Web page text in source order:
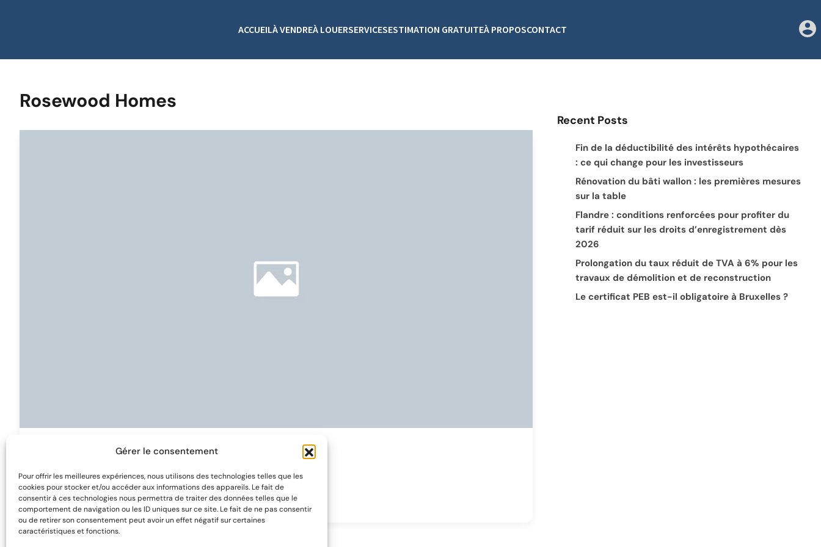
Gérer le consentement
Pour offrir les meilleures expériences, nous utilisons des technologies telles que les
cookies pour stocker et/ou accéder aux informations des appareils. Le fait de
consentir à ces technologies nous permettra de traiter des données telles que le
comportement de navigation ou les ID uniques sur ce site. Le fait de ne pas consentir
ou de retirer son consentement peut avoir un effet négatif sur certaines
caractéristiques et fonctions.
ACCUEILÀ VENDREÀ LOUERSERVICESESTIMATION GRATUITEÀ PROPOSCONTACT
Rosewood Homes
Rosewood Homes
Recent Posts
Fin de la déductibilité des intérêts hypothécaires
: ce qui change pour les investisseurs
Rénovation du bâti wallon : les premières mesures
sur la table
Flandre : conditions renforcées pour profiter du
tarif réduit sur les droits d’enregistrement dès
2026
Prolongation du taux réduit de TVA à 6% pour les
travaux de démolition et de reconstruction
Le certificat PEB est-il obligatoire à Bruxelles ?